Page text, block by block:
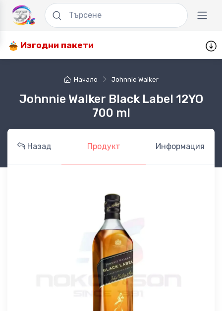
Изгодни пакети
Начало Johnnie Walker
Johnnie Walker Black Label 12YO
700 ml
Назад Продукт Информация